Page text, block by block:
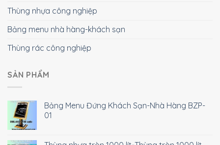
Thùng nhựa công nghiệp
Bảng menu nhà hàng-khách sạn
Thùng rác công nghiệp
SẢN PHẨM
Bảng Menu Đứng Khách Sạn-Nhà Hàng BZP-
01